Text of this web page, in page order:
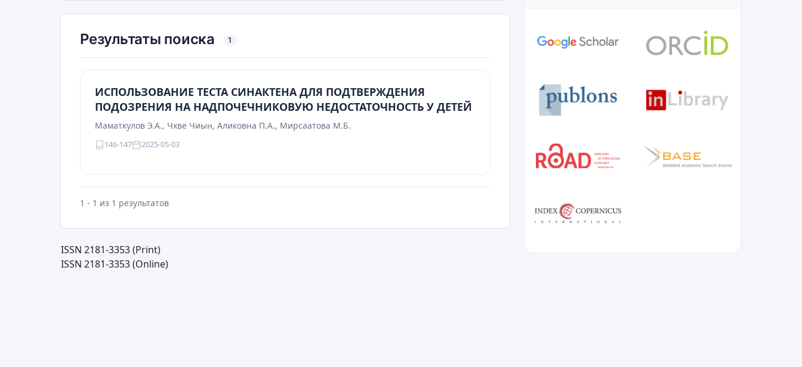
Результаты поиска 1
ИСПОЛЬЗОВАНИЕ ТЕСТА СИНАКТЕНА ДЛЯ ПОДТВЕРЖДЕНИЯ
ПОДОЗРЕНИЯ НА НАДПОЧЕЧНИКОВУЮ НЕДОСТАТОЧНОСТЬ У ДЕТЕЙ
Маматкулов Э.А., Чхве Чиын, Аликовна П.А., Мирсаатова М.Б.
146-147 2025-05-03
1 - 1 из 1 результатов
ISSN 2181-3353 (Print)
ISSN 2181-3353 (Online)